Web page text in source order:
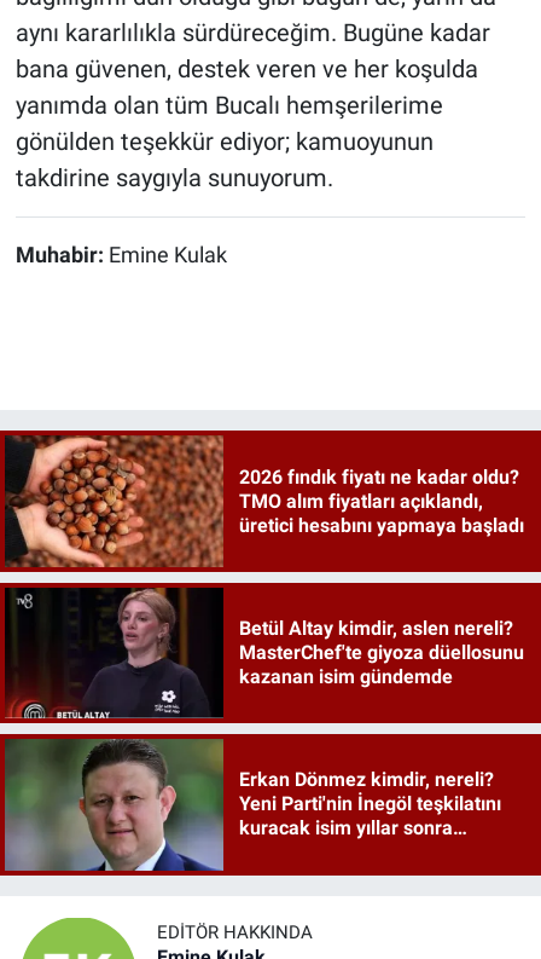
aynı kararlılıkla sürdüreceğim. Bugüne kadar
bana güvenen, destek veren ve her koşulda
yanımda olan tüm Bucalı hemşerilerime
gönülden teşekkür ediyor; kamuoyunun
takdirine saygıyla sunuyorum.
Muhabir: Emine Kulak
2026 fındık fiyatı ne kadar oldu?
TMO alım fiyatları açıklandı,
üretici hesabını yapmaya başladı
Betül Altay kimdir, aslen nereli?
MasterChef'te giyoza düellosunu
kazanan isim gündemde
Erkan Dönmez kimdir, nereli?
Yeni Parti'nin İnegöl teşkilatını
kuracak isim yıllar sonra
EDITÖR HAKKINDA